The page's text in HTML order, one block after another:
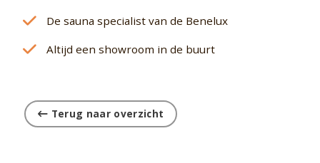
De sauna specialist van de Benelux
Altijd een showroom in de buurt
Terug naar overzicht